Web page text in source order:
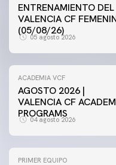
ENTRENAMIENTO DEL
VALENCIA CF
(05/08/26)
05 agosto 2026
ACADEMIA VCF
AGOSTO 2026 |
VALENCIA CF
PROGRAMS
04 agosto 2026
PRIMER EQUIPO